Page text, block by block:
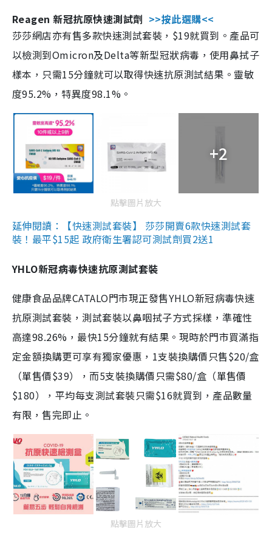
Reagen 新冠抗原快速測試劑 >>按此選購<<
莎莎網店亦有售多款快速測試套裝，$19就買到。產品可
以檢測到Omicron及Delta等新型冠狀病毒，使用鼻拭子
樣本，只需15分鐘就可以取得快速抗原測試結果。靈敏
度95.2%，特異度98.1%。
+2
點擊圖片放大
延伸閱讀：【快速測試套裝】 莎莎開賣6款快速測試套
裝！最平$15起 政府衛生署認可測試劑買2送1
YHLO新冠病毒快速抗原測試套裝
健康食品品牌CATALO門市現正發售YHLO新冠病毒快速
抗原測試套裝，測試套裝以鼻咽拭子方式採樣，準確性
高達98.26%，最快15分鐘就有結果。現時於門市買滿指
定金額換購更可享有獨家優惠，1支裝換購價只售$20/盒
（單售價$39），而5支裝換購價只需$80/盒（單售價
$180），平均每支測試套裝只需$16就買到，產品數量
有限，售完即止。
點擊圖片放大